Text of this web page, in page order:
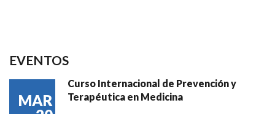
EVENTOS
MAR
Curso Internacional de Prevención y
Terapéutica en Medicina